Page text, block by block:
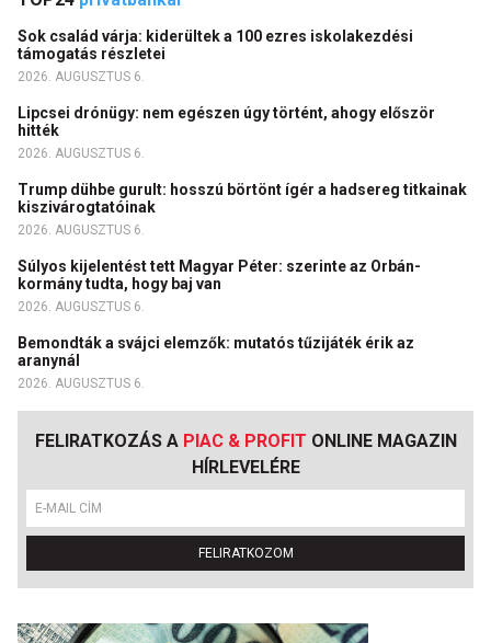
Sok család várja: kiderültek a 100 ezres iskolakezdési
támogatás részletei
2026. AUGUSZTUS 6.
Lipcsei drónügy: nem egészen úgy történt, ahogy először
hitték
2026. AUGUSZTUS 6.
Trump dühbe gurult: hosszú börtönt ígér a hadsereg titkainak
kiszivárogtatóinak
2026. AUGUSZTUS 6.
Súlyos kijelentést tett Magyar Péter: szerinte az Orbán-
kormány tudta, hogy baj van
2026. AUGUSZTUS 6.
Bemondták a svájci elemzők: mutatós tűzijáték érik az
aranynál
2026. AUGUSZTUS 6.
FELIRATKOZÁS A PIAC & PROFIT ONLINE MAGAZIN
HÍRLEVELÉRE
FELIRATKOZOM